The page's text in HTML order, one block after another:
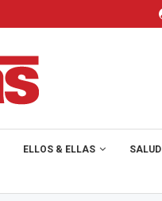
ELLOS & ELLAS SALUD